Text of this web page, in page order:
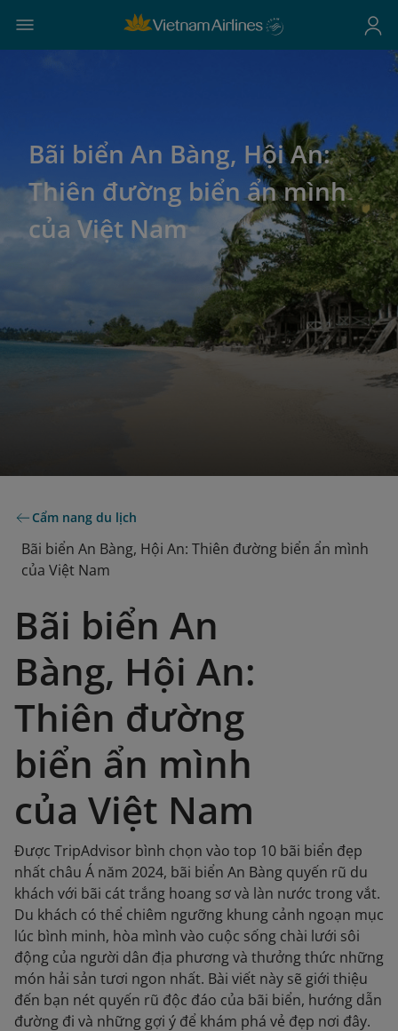
Bãi biển An Bàng, Hội An:
Thiên đường biển ẩn mình
của Việt Nam
Cẩm nang du lịch
Bãi biển An Bàng, Hội An: Thiên đường biển ẩn mình
của Việt Nam
Bãi biển An
Bàng, Hội An:
Thiên đường
biển ẩn mình
của Việt Nam
Được TripAdvisor bình chọn vào top 10 bãi biển đẹp
nhất châu Á năm 2024, bãi biển An Bàng quyến rũ du
khách với bãi cát trắng hoang sơ và làn nước trong vắt.
Du khách có thể chiêm ngưỡng khung cảnh ngoạn mục
lúc bình minh, hòa mình vào cuộc sống chài lưới sôi
động của người dân địa phương và thưởng thức những
món hải sản tươi ngon nhất. Bài viết này sẽ giới thiệu
đến bạn nét quyến rũ độc đáo của bãi biển, hướng dẫn
đường đi và những gợi ý để khám phá vẻ đẹp nơi đây.